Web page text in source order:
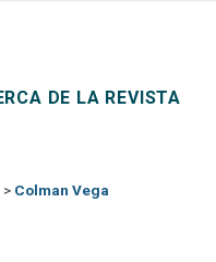
DE LA REVISTA
> Colman Vega